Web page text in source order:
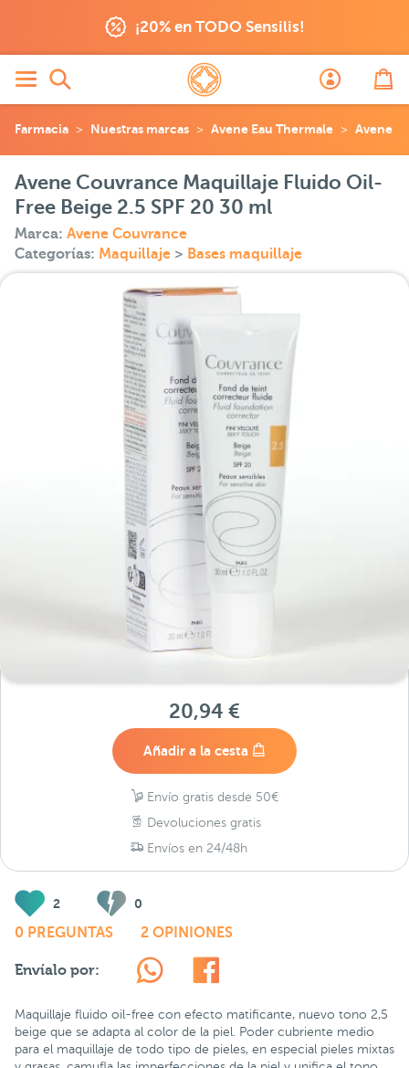
¡20% en TODO Sensilis!
Farmacia Nuestras marcas Avene Eau Thermale Avene
Avene Couvrance Maquillaje Fluido Oil-
Free Beige 2.5 SPF 20 30 ml
Marca: Avene Couvrance
Categorías: Maquillaje > Bases maquillaje
20,94 €
Añadir a la cesta
Envío gratis desde 50€
Devoluciones gratis
Envíos en 24/48h
2 0
0 PREGUNTAS 2 OPINIONES
Envíalo por:
Maquillaje fluido oil-free con efecto matificante, nuevo tono 2,5
beige que se adapta al color de la piel. Poder cubriente medio
para el maquillaje de todo tipo de pieles, en especial pieles mixtas